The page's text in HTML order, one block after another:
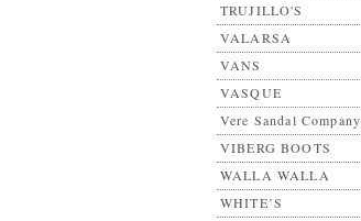
TRUJILLO'S
VALARSA
VANS
VASQUE
Vere Sandal Company
VIBERG BOOTS
WALLA WALLA
WHITE’S